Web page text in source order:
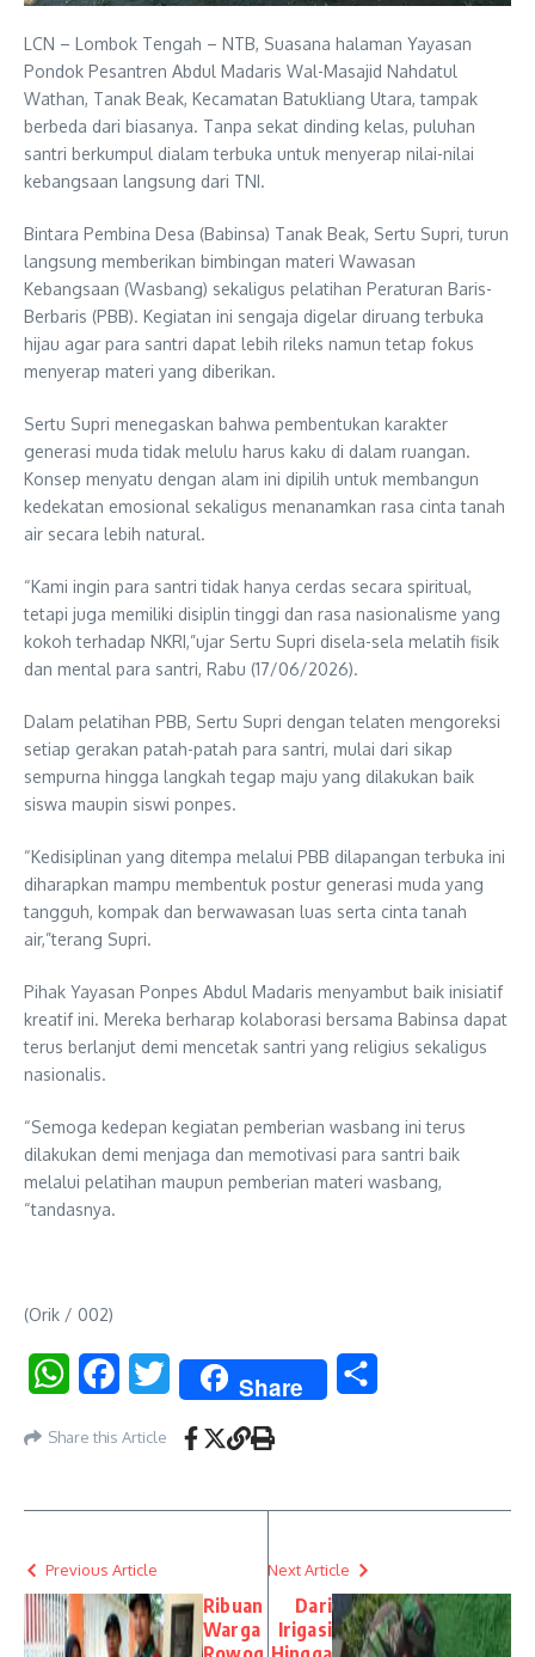
LCN – Lombok Tengah – NTB, Suasana halaman Yayasan
Pondok Pesantren Abdul Madaris Wal-Masajid Nahdatul
Wathan, Tanak Beak, Kecamatan Batukliang Utara, tampak
berbeda dari biasanya. Tanpa sekat dinding kelas, puluhan
santri berkumpul dialam terbuka untuk menyerap nilai-nilai
kebangsaan langsung dari TNI.
Bintara Pembina Desa (Babinsa) Tanak Beak, Sertu Supri, turun
langsung memberikan bimbingan materi Wawasan
Kebangsaan (Wasbang) sekaligus pelatihan Peraturan Baris-
Berbaris (PBB). Kegiatan ini sengaja digelar diruang terbuka
hijau agar para santri dapat lebih rileks namun tetap fokus
menyerap materi yang diberikan.
Sertu Supri menegaskan bahwa pembentukan karakter
generasi muda tidak melulu harus kaku di dalam ruangan.
Konsep menyatu dengan alam ini dipilih untuk membangun
kedekatan emosional sekaligus menanamkan rasa cinta tanah
air secara lebih natural.
“Kami ingin para santri tidak hanya cerdas secara spiritual,
tetapi juga memiliki disiplin tinggi dan rasa nasionalisme yang
kokoh terhadap NKRI,”ujar Sertu Supri disela-sela melatih fisik
dan mental para santri, Rabu (17/06/2026).
Dalam pelatihan PBB, Sertu Supri dengan telaten mengoreksi
setiap gerakan patah-patah para santri, mulai dari sikap
sempurna hingga langkah tegap maju yang dilakukan baik
siswa maupin siswi ponpes.
“Kedisiplinan yang ditempa melalui PBB dilapangan terbuka ini
diharapkan mampu membentuk postur generasi muda yang
tangguh, kompak dan berwawasan luas serta cinta tanah
air,”terang Supri.
Pihak Yayasan Ponpes Abdul Madaris menyambut baik inisiatif
kreatif ini. Mereka berharap kolaborasi bersama Babinsa dapat
terus berlanjut demi mencetak santri yang religius sekaligus
nasionalis.
“Semoga kedepan kegiatan pemberian wasbang ini terus
dilakukan demi menjaga dan memotivasi para santri baik
melalui pelatihan maupun pemberian materi wasbang,
“tandasnya.
(Orik / 002)
WhatsAppFacebookTwitter Share
Share this Article
Previous Article
Ribuan
Warga
Next Article
Dari
Irigasi